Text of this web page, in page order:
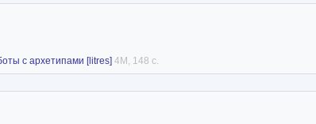
с архетипами [litres] 4M, 148 с.